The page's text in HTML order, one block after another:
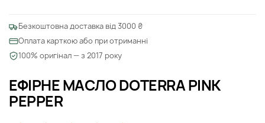
ЕФІРНЕ МАСЛО DOTERRA PINK
PEPPER
Безкоштовна доставка від 3000 ₴
Оплата карткою або при отриманні
100% оригінал — з 2017 року